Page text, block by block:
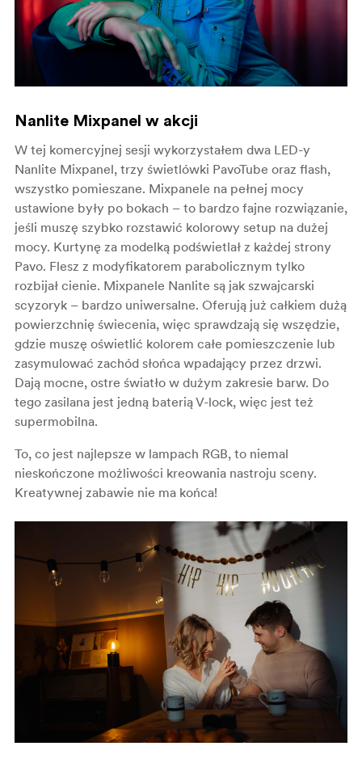
Nanlite Mixpanel w akcji
W tej komercyjnej sesji wykorzystałem dwa LED-y
Nanlite Mixpanel, trzy świetlówki PavoTube oraz flash,
wszystko pomieszane. Mixpanele na pełnej mocy
ustawione były po bokach – to bardzo fajne rozwiązanie,
jeśli muszę szybko rozstawić kolorowy setup na dużej
mocy. Kurtynę za modelką podświetlał z każdej strony
Pavo. Flesz z modyfikatorem parabolicznym tylko
rozbijał cienie. Mixpanele Nanlite są jak szwajcarski
scyzoryk – bardzo uniwersalne. Oferują już całkiem dużą
powierzchnię świecenia, więc sprawdzają się wszędzie,
gdzie muszę oświetlić kolorem całe pomieszczenie lub
zasymulować zachód słońca wpadający przez drzwi.
Dają mocne, ostre światło w dużym zakresie barw. Do
tego zasilana jest jedną baterią V-lock, więc jest też
supermobilna.
To, co jest najlepsze w lampach RGB, to niemal
nieskończone możliwości kreowania nastroju sceny.
Kreatywnej zabawie nie ma końca!